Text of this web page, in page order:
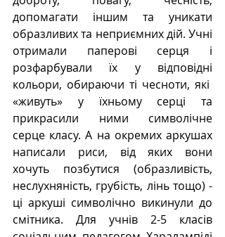
допомагати іншим та уникати
образливих та неприємних дій. Учні
отримали паперові серця і
розфарбували їх у відповідні
кольори, обираючи ті чесноти, які
«живуть» у їхньому серці та
прикрасили ними символічне
серце класу. А на окремих аркушах
написали риси, від яких вони
хочуть позбутися (образливість,
неслухняність, грубість, лінь тощо) -
ці аркуші символічно викинули до
смітника. Для учнів 2-5 класів